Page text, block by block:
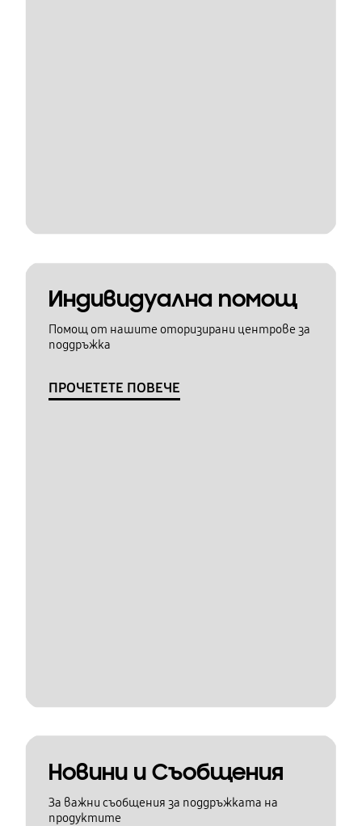
Индивидуална помощ
Помощ от нашите оторизирани центрове за
поддръжка
ПРОЧЕТЕТЕ ПОВЕЧЕ
Новини и Съобщения
За важни съобщения за поддръжката на
продуктите